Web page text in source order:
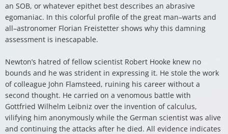
an SOB, or whatever epithet best describes an abrasive
egomaniac. In this colorful profile of the great man–warts and
all–astronomer Florian Freistetter shows why this damning
assessment is inescapable.
Newton’s hatred of fellow scientist Robert Hooke knew no
bounds and he was strident in expressing it. He stole the work
of colleague John Flamsteed, ruining his career without a
second thought. He carried on a venomous battle with
Gottfried Wilhelm Leibniz over the invention of calculus,
vilifying him anonymously while the German scientist was alive
and continuing the attacks after he died. All evidence indicates